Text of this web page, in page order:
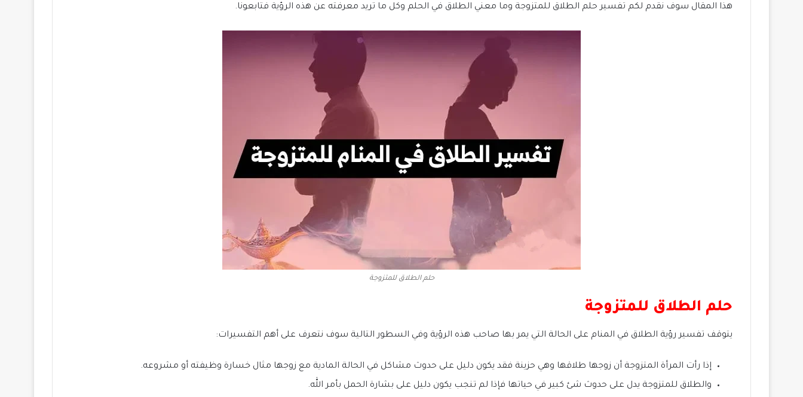
هذا المقال سوف نقدم لكم تفسير حلم الطلاق للمتزوجة وما معني الطلاق في الحلم وكل ما تريد معرفته عن هذه الرؤية فتابعونا.
حلم الطلاق للمتزوجة
حلم الطلاق للمتزوجة
يتوقف تفسير رؤية الطلاق في المنام على الحالة التي يمر بها صاحب هذه الرؤية وفي السطور التالية سوف نتعرف على أهم التفسيرات:
إذا رأت المرأة المتزوجة أن زوجها طلاقها وهي حزينة فقد يكون دليل على حدوث مشاكل في الحالة المادية مع زوجها مثال خسارة وظيفته أو مشروعه.
والطلاق للمتزوجة يدل على حدوث شئ كبير في حياتها فإذا لم تنجب يكون دليل على بشارة الحمل بأمر الله.